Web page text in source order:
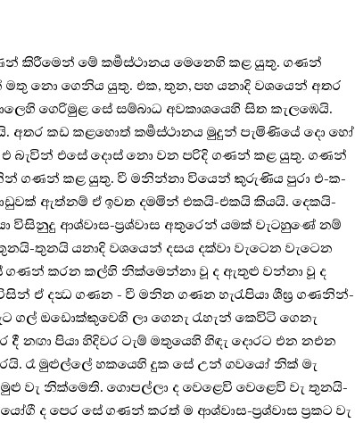
කිරීමෙන් මේ කර්‍මස්ථානය මෙනෙහි කළ යුතු. ගණන්
නො ගෙනිය යුතු. එක, තුන, පහ යනාදි වශයෙන් අතර
ගෙරිමුළ සේ සම්බාධ අවකාශයෙහි සිත කැලඹෙයි.
අතර කඩ කළහොත් කර්‍මස්ථානය මුදුන් පැමිණියේ දො හෝ
බැවින් එසේ දොස් නො වන පරිදි ගණන් කළ යුතු. ගණන්
ගණන් කළ යුතු. වී මනින්නා වියෙන් කුරුණිය පුරා එ-ක-
ඇත්නම් ඒ ඉවත දමමින් එකයි-එකයි කියයි. දෙකයි-
විසිනුදු ආශ්වාස-ප්‍ර‍ශ්වාස අතුරෙන් යමක් වැටහුණේ නම්
තුනයි යනාදි වශයෙන් දසය දක්වා වැටෙන වැටෙන
ගණන් කරන කල්හි නික්මෙන්නා වූ ද ඇතුළු වන්නා වූ ද
විසින් ඒ දන්‍ධ ගණන - වී මනින ගණන හැරැපියා ශීඝ්‍ර‍ ගණනින්-
ඔඩොක්කුවෙහි ලා ගෙනැ රැහැන් කෙවිටි ගෙනැ
නඟා පියා හිදිවර ටැම් මතුයෙහි හිඳැ දොරට එන නඑන
රෑ මුළුල්ලේ හකයෙහි දුක සේ උන් ගවයෝ නික් මැ
වැ නික්මෙති. ගොපල්ලා ද වෙළෙවි වෙළෙවි වැ තුනයි-
ද පෙර සේ ගණන් කරත් ම ආශ්වාස-ප්‍ර‍ශ්වාස ප්‍ර‍කට වැ